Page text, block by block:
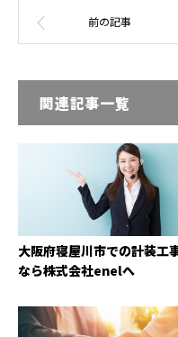
関連記事一覧
大阪府寝屋川市での計装工
なら株式会社enelへ